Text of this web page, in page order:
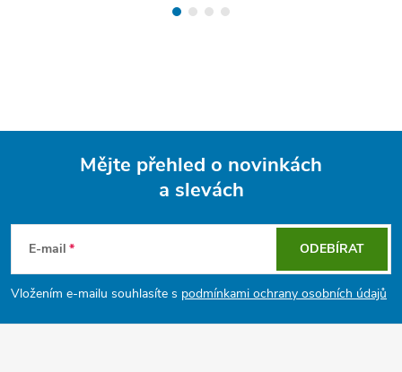
p
Mějte přehled o novinkách
a slevách
E-mail
Vložením e-mailu souhlasíte s podmínkami ochrany osobních údajů
ODEBÍRAT